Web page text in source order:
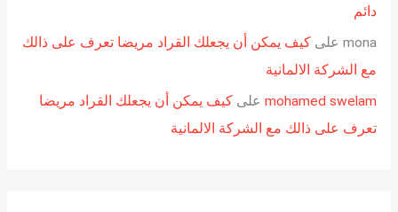
دائم
monaعلى كيف يمكن أن يجعلك القراد مريضا تعرف على ذالك
مع الشركة الالمانية
mohamed swelamعلى كيف يمكن أن يجعلك القراد مريضا
تعرف على ذالك مع الشركة الالمانية